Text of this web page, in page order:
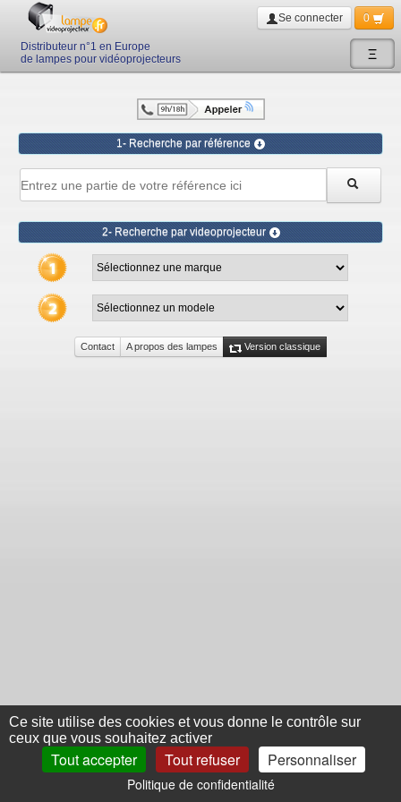
Ξ
Distributeur n°1 en Europe
de lampes pour vidéoprojecteurs
Se connecter 0
1- Recherche par référence
2- Recherche par videoprojecteur
Contact A propos des lampes Version classique
Ce site utilise des cookies et vous donne le contrôle sur
ceux que vous souhaitez activer
Tout accepter Tout refuser Personnaliser
Politique de confidentialité